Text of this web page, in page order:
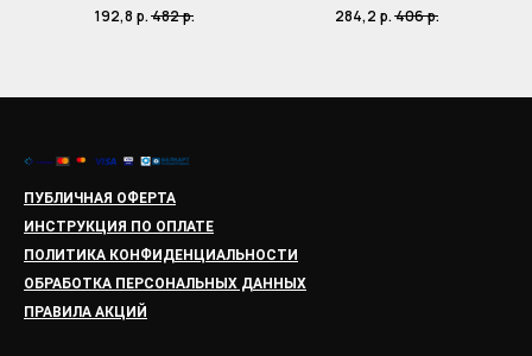
192,8 р. 482р.
284,2 р. 406р.
ПУБЛИЧНАЯ ОФЕРТА
ИНСТРУКЦИЯ ПО ОПЛАТЕ
ПОЛИТИКА КОНФИДЕНЦИАЛЬНОСТИ
ОБРАБОТКА ПЕРСОНАЛЬНЫХ ДАННЫХ
ПРАВИЛА АКЦИЙ